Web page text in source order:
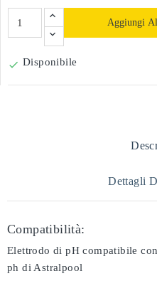
Aggiungi
 Disponibile
Dettagli
Compatibilità:
Elettrodo di pH compatibile
ph di Astralpool